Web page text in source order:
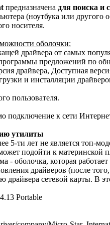
предназначена для поиска и
(ноутбука или
носителя.
оболочки:
драйвера от самых
предложений по
драйвера, Доступная
и инсталляции
пользователя.
подключение к сети
утилиты
5-ти лет не является топ-
подойти к материнской
- оболочка, которая
драйверов (после
драйвера сетевой карты. В
Portable